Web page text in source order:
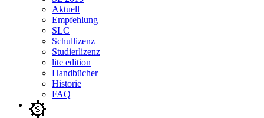
Aktuell
Empfehlung
SLC
Schullizenz
Studierlizenz
lite edition
Handbücher
Historie
FAQ